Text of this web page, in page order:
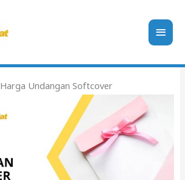
Harga Undangan Softcover